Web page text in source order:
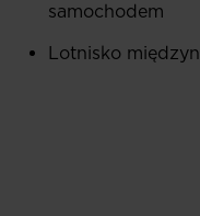
samochodem
Lotnisko